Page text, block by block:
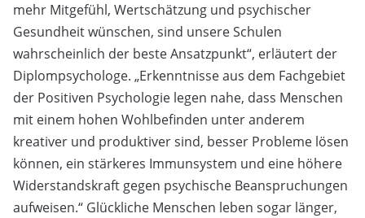
mehr Mitgefühl, Wertschätzung und psychischer
Gesundheit wünschen, sind unsere Schulen
wahrscheinlich der beste Ansatzpunkt“, erläutert der
Diplompsychologe. „Erkenntnisse aus dem Fachgebiet
der Positiven Psychologie legen nahe, dass Menschen
mit einem hohen Wohlbefinden unter anderem
kreativer und produktiver sind, besser Probleme lösen
können, ein stärkeres Immunsystem und eine höhere
Widerstandskraft gegen psychische Beanspruchungen
aufweisen.“ Glückliche Menschen leben sogar länger,